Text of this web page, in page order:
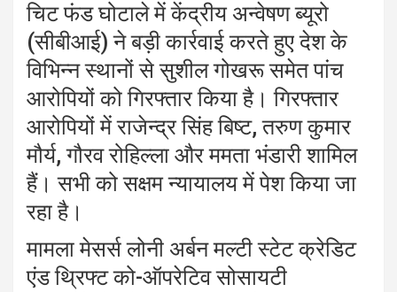
चिट फंड घोटाले में केंद्रीय अन्वेषण ब्यूरो
(सीबीआई) ने बड़ी कार्रवाई करते हुए देश के
विभिन्न स्थानों से सुशील गोखरू समेत पांच
आरोपियों को गिरफ्तार किया है। गिरफ्तार
आरोपियों में राजेन्द्र सिंह बिष्ट, तरुण कुमार
मौर्य, गौरव रोहिल्ला और ममता भंडारी शामिल
हैं। सभी को सक्षम न्यायालय में पेश किया जा
रहा है।
मामला मेसर्स लोनी अर्बन मल्टी स्टेट क्रेडिट
एंड थ्रिफ्ट को-ऑपरेटिव सोसायटी